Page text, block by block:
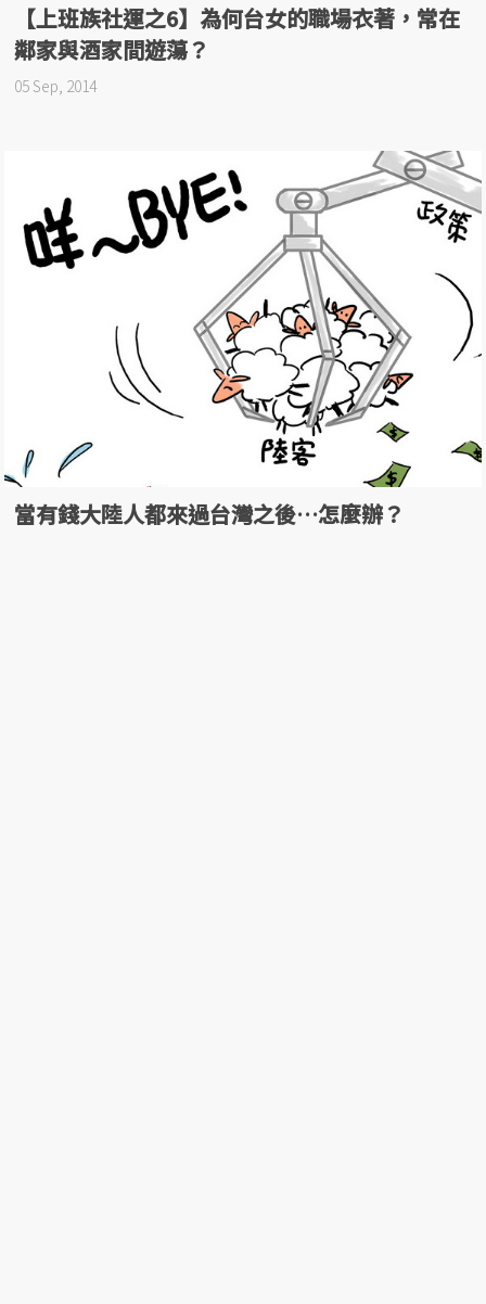
【上班族社運之6】為何台女的職場衣著，常在
鄰家與酒家間遊蕩？
05 Sep, 2014
當有錢大陸人都來過台灣之後…怎麼辦？